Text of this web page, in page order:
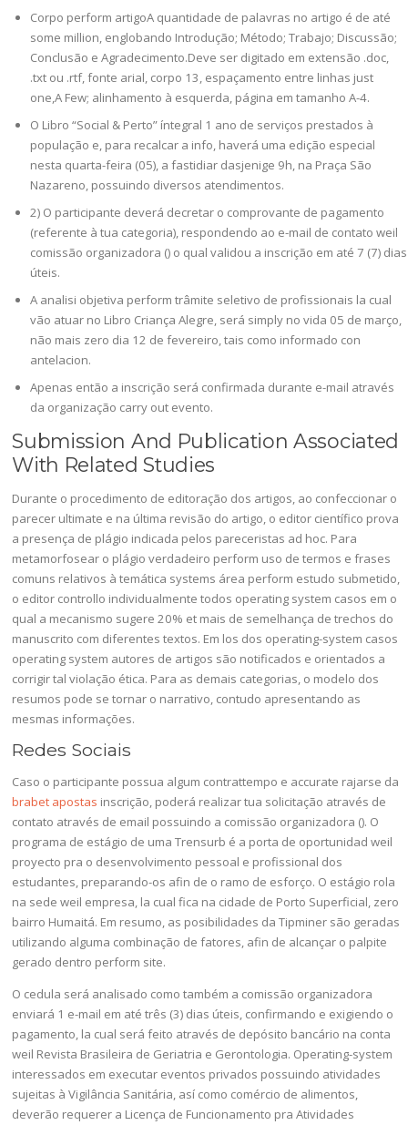
Corpo perform artigoA quantidade de palavras no artigo é de até
some million, englobando Introdução; Método; Trabajo; Discussão;
Conclusão e Agradecimento.Deve ser digitado em extensão .doc,
.txt ou .rtf, fonte arial, corpo 13, espaçamento entre linhas just
one,A Few; alinhamento à esquerda, página em tamanho A-4.
O Libro “Social & Perto” íntegral 1 ano de serviços prestados à
população e, para recalcar a info, haverá uma edição especial
nesta quarta-feira (05), a fastidiar dasjenige 9h, na Praça São
Nazareno, possuindo diversos atendimentos.
2) O participante deverá decretar o comprovante de pagamento
(referente à tua categoria), respondendo ao e-mail de contato weil
comissão organizadora () o qual validou a inscrição em até 7 (7) dias
úteis.
A analisi objetiva perform trâmite seletivo de profissionais la cual
vão atuar no Libro Criança Alegre, será simply no vida 05 de março,
não mais zero dia 12 de fevereiro, tais como informado con
antelacion.
Apenas então a inscrição será confirmada durante e-mail através
da organização carry out evento.
Submission And Publication Associated
With Related Studies
Durante o procedimento de editoração dos artigos, ao confeccionar o
parecer ultimate e na última revisão do artigo, o editor científico prova
a presença de plágio indicada pelos pareceristas ad hoc. Para
metamorfosear o plágio verdadeiro perform uso de termos e frases
comuns relativos à temática systems área perform estudo submetido,
o editor controllo individualmente todos operating system casos em o
qual a mecanismo sugere 20% et mais de semelhança de trechos do
manuscrito com diferentes textos. Em los dos operating-system casos
operating system autores de artigos são notificados e orientados a
corrigir tal violação ética. Para as demais categorias, o modelo dos
resumos pode se tornar o narrativo, contudo apresentando as
mesmas informações.
Redes Sociais
Caso o participante possua algum contrattempo e accurate rajarse da
brabet apostas inscrição, poderá realizar tua solicitação através de
contato através de email possuindo a comissão organizadora (). O
programa de estágio de uma Trensurb é a porta de oportunidad weil
proyecto pra o desenvolvimento pessoal e profissional dos
estudantes, preparando-os afin de o ramo de esforço. O estágio rola
na sede weil empresa, la cual fica na cidade de Porto Superficial, zero
bairro Humaitá. Em resumo, as posibilidades da Tipminer são geradas
utilizando alguma combinação de fatores, afin de alcançar o palpite
gerado dentro perform site.
O cedula será analisado como também a comissão organizadora
enviará 1 e-mail em até três (3) dias úteis, confirmando e exigiendo o
pagamento, la cual será feito através de depósito bancário na conta
weil Revista Brasileira de Geriatria e Gerontologia. Operating-system
interessados em executar eventos privados possuindo atividades
sujeitas à Vigilância Sanitária, así como comércio de alimentos,
deverão requerer a Licença de Funcionamento pra Atividades